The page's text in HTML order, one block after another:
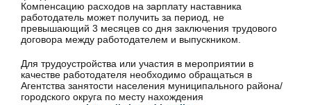
Компенсацию расходов на зарплату наставника
работодатель может получить за период, не
превышающий 3 месяцев со дня заключения трудового
договора между работодателем и выпускником.
Для трудоустройства или участия в мероприятии в
качестве работодателя необходимо обращаться в
Агентства занятости населения муниципального района/
городского округа по месту нахождения